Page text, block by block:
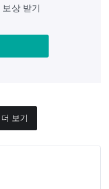
상 받기
더 보기